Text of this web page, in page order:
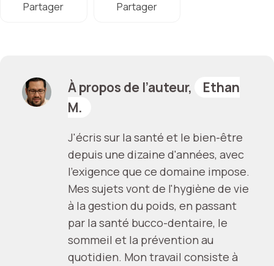
Partager Partager
À propos de l’auteur,
Ethan
M.
J'écris sur la santé et le bien-être
depuis une dizaine d'années, avec
l'exigence que ce domaine impose.
Mes sujets vont de l'hygiène de vie
à la gestion du poids, en passant
par la santé bucco-dentaire, le
sommeil et la prévention au
quotidien. Mon travail consiste à